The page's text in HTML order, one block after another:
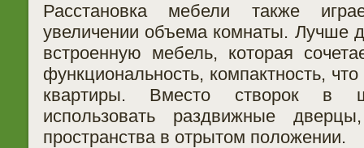
Расстановка мебели также
увеличении объема комнаты. Лучше
встроенную мебель, которая
функциональность, компактность,
квартиры. Вместо створок в
использовать раздвижные
пространства в отрытом положении.